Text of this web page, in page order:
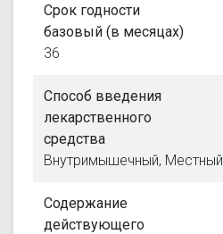
Срок годности
базовый (в месяцах)
36
Способ введения
лекарственного
средства
Внутримышечный, Местный
Содержание
действующего